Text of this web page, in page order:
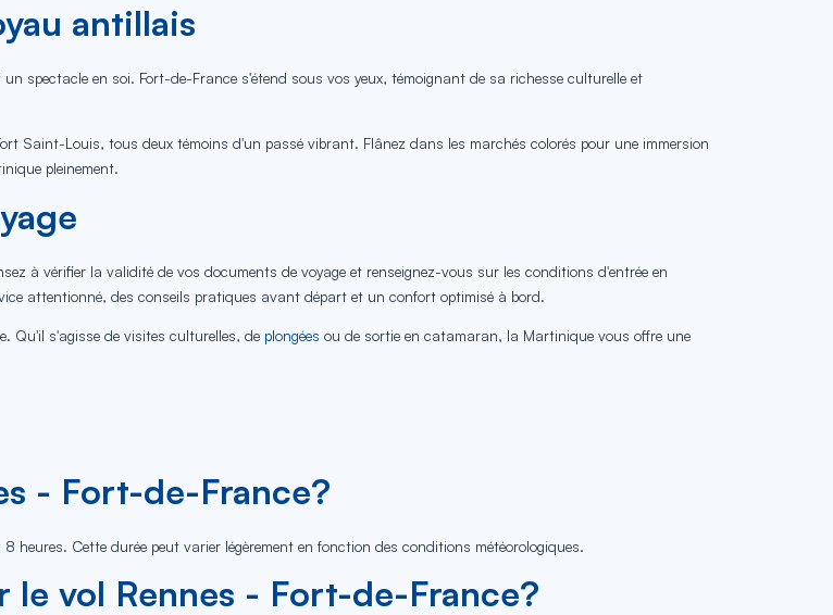
antillais
spectacle en soi. Fort-de-France s'étend sous vos yeux, témoignant de sa richesse culturelle et
Saint-Louis, tous deux témoins d'un passé vibrant. Flânez dans les marchés colorés pour une immersion
pleinement.
à vérifier la validité de vos documents de voyage et renseignez-vous sur les conditions d'entrée en
attentionné, des conseils pratiques avant départ et un confort optimisé à bord.
Qu'il s'agisse de visites culturelles, de plongées ou de sortie en catamaran, la Martinique vous offre une
- Fort-de-France?
heures. Cette durée peut varier légèrement en fonction des conditions météorologiques.
vol Rennes - Fort-de-France?